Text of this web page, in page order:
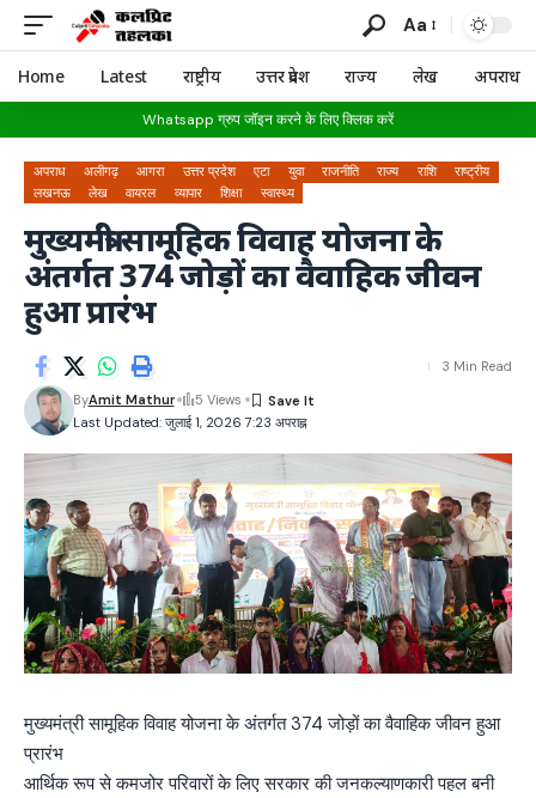
Aa
Home Latest राष्ट्रीय उत्तर प्रदेश राज्य लेख अपराध
Whatsapp ग्रुप जॉइन करने के लिए क्लिक करें
अपराध अलीगढ़ आगरा उत्तर प्रदेश एटा युवा राजनीति राज्य राशि
राष्ट्रीय
लखनऊ
लेख वायरल व्यापार शिक्षा स्वास्थ्य
मुख्यमंत्री सामूहिक विवाह योजना के
अंतर्गत 374 जोड़ों का वैवाहिक जीवन
हुआ प्रारंभ
Last Updated: जुलाई 1, 2026 7:23 अपराह्न
ByAmit Mathur 5 Views
3 Min Read
मुख्यमंत्री सामूहिक विवाह योजना के अंतर्गत 374 जोड़ों का वैवाहिक जीवन हुआ
प्रारंभ
आर्थिक रूप से कमजोर परिवारों के लिए सरकार की जनकल्याणकारी पहल बनी